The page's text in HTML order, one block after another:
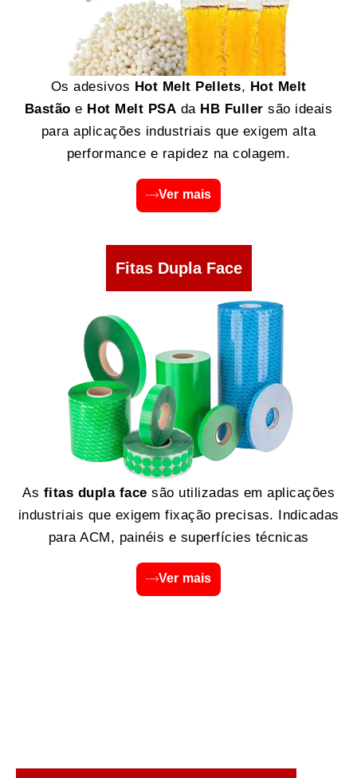
Os adesivos Hot Melt Pellets, Hot Melt
Bastão e Hot Melt PSA da HB Fuller são ideais
para aplicações industriais que exigem alta
performance e rapidez na colagem.
Ver mais
Fitas Dupla Face
As fitas dupla face são utilizadas em aplicações
industriais que exigem fixação precisas. Indicadas
para ACM, painéis e superfícies técnicas
Ver mais